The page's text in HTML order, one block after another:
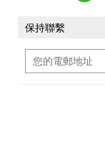
保持聯繫